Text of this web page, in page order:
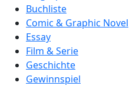
Buchliste
Comic & Graphic Novel
Essay
Film & Serie
Geschichte
Gewinnspiel